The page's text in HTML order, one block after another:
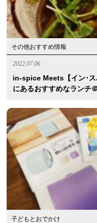
その他おすすめ情報
2022.07.06
in-spice Meets【イン･ス
にあるおすすめなランチ
子どもとおでかけ